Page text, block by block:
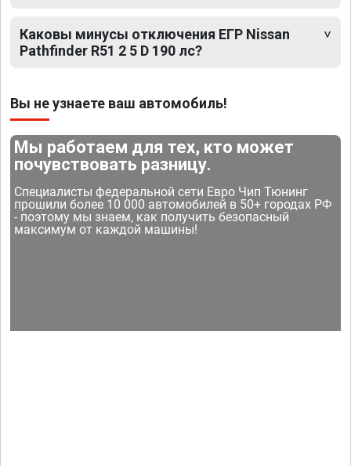
Каковы минусы отключения ЕГР Nissan
Pathfinder R51 2 5 D 190 лс?
Вы не узнаете ваш автомобиль!
Мы работаем для тех, кто может
почувствовать разницу.
Специалисты федеральной сети Евро Чип Тюнинг
прошили более 10 000 автомобилей в 50+ городах РФ
- поэтому мы знаем, как получить безопасный
максимум от каждой машины!